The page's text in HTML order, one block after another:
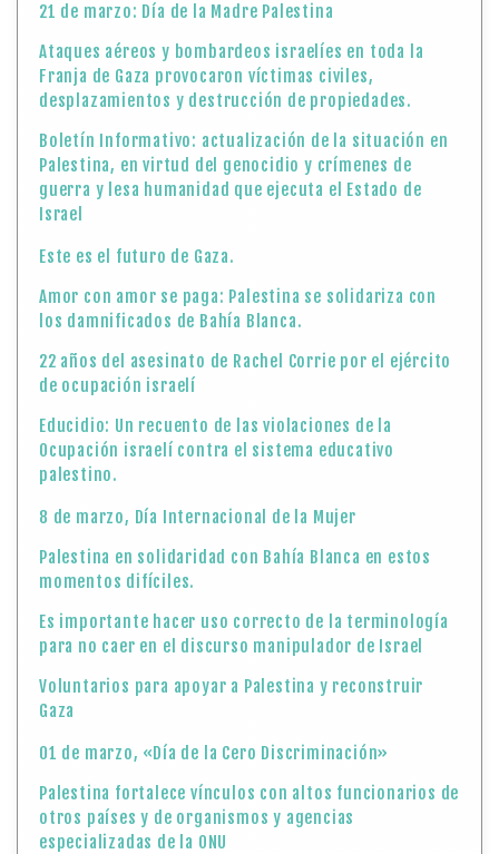
21 de marzo: Día de la Madre Palestina
Ataques aéreos y bombardeos israelíes en toda la
Franja de Gaza provocaron víctimas civiles,
desplazamientos y destrucción de propiedades.
Boletín Informativo: actualización de la situación en
Palestina, en virtud del genocidio y crímenes de
guerra y lesa humanidad que ejecuta el Estado de
Israel
Este es el futuro de Gaza.
Amor con amor se paga: Palestina se solidariza con
los damnificados de Bahía Blanca.
22 años del asesinato de Rachel Corrie por el ejército
de ocupación israelí
Educidio: Un recuento de las violaciones de la
Ocupación israelí contra el sistema educativo
palestino.
8 de marzo, Día Internacional de la Mujer
Palestina en solidaridad con Bahía Blanca en estos
momentos difíciles.
Es importante hacer uso correcto de la terminología
para no caer en el discurso manipulador de Israel
Voluntarios para apoyar a Palestina y reconstruir
Gaza
01 de marzo, «Día de la Cero Discriminación»
Palestina fortalece vínculos con altos funcionarios de
otros países y de organismos y agencias
especializadas de la ONU